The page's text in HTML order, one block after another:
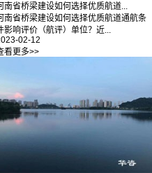
南省桥梁建设如何选择优质航道...
南省桥梁建设如何选择优质航道通航条
影响评价（航评）单位？近...
02-12
看更多>>